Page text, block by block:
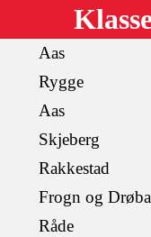
Aas
Rygge
Aas
Skjeberg
Rakkestad
Frogn og
Råde